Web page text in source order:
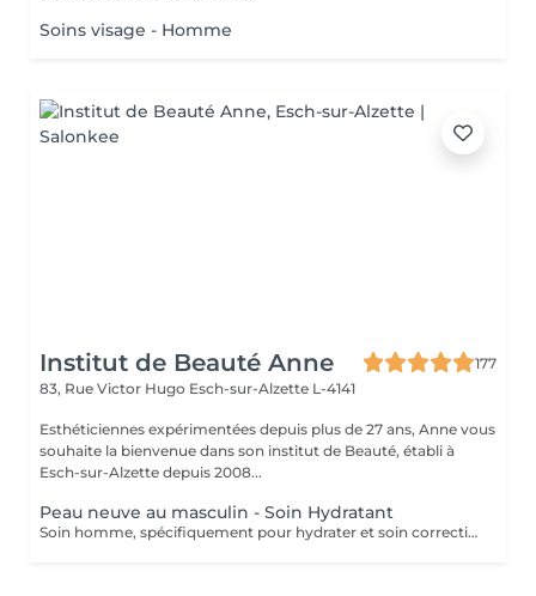
Soins visage - Homme
Institut de Beauté Anne
177
83, Rue Victor Hugo Esch-sur-Alzette L-4141
Esthéticiennes expérimentées depuis plus de 27 ans, Anne vous
souhaite la bienvenue dans son institut de Beauté, établi à
Esch-sur-Alzette depuis 2008...
Peau neuve au masculin - Soin Hydratant
Soin homme, spécifiquement pour hydrater et soin correction des rides.